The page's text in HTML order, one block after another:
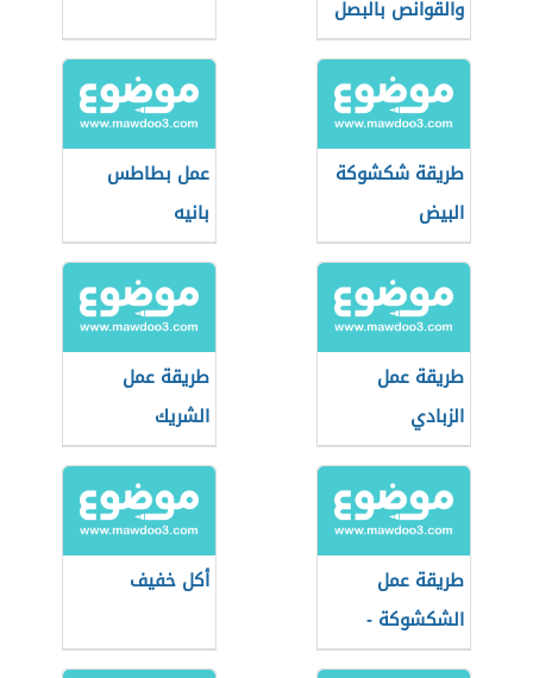
والقوانص بالبصل
طريقة شكشوكة
البيض
عمل بطاطس
بانيه
طريقة عمل
الزبادي
طريقة عمل
الشريك
طريقة عمل
الشكشوكة -
فيديو
أكل خفيف